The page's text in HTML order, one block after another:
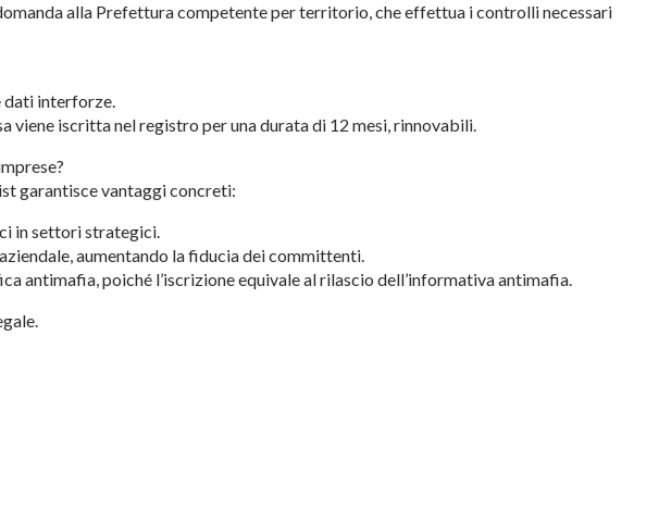
alla Prefettura competente per territorio, che effettua i controlli necessari
dati interforze.
viene iscritta nel registro per una durata di 12 mesi, rinnovabili.
garantisce vantaggi concreti:
in settori strategici.
aumentando la fiducia dei committenti.
antimafia, poiché l’iscrizione equivale al rilascio dell’informativa antimafia.